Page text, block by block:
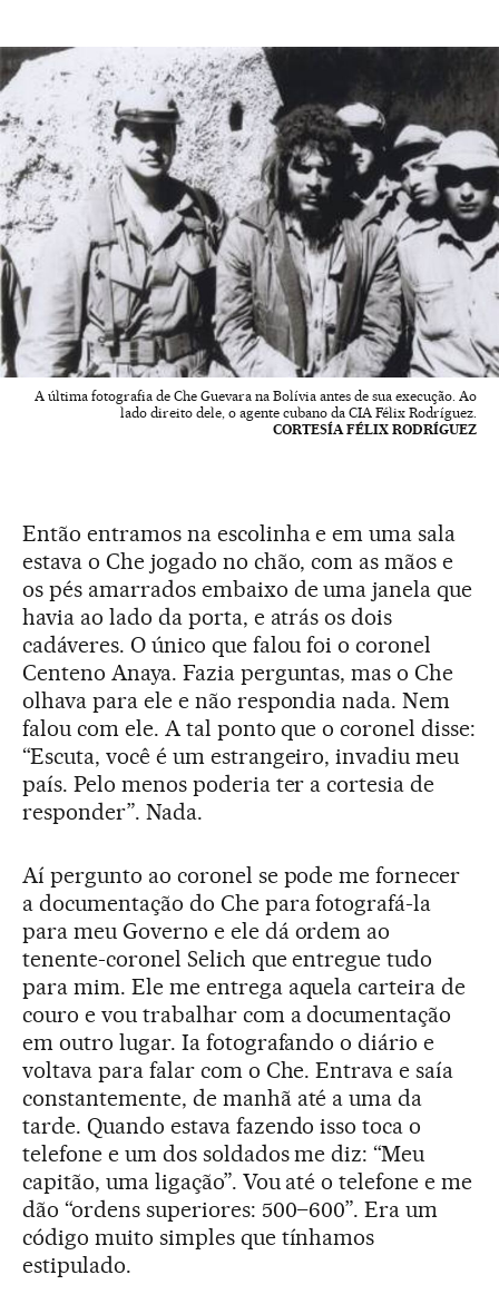
A última fotografia de Che Guevara na Bolívia antes de sua execução. Ao
lado direito dele, o agente cubano da CIA Félix Rodríguez.
CORTESÍA FÉLIX RODRÍGUEZ
Então entramos na escolinha e em uma sala
estava o Che jogado no chão, com as mãos e
os pés amarrados embaixo de uma janela que
havia ao lado da porta, e atrás os dois
cadáveres. O único que falou foi o coronel
Centeno Anaya. Fazia perguntas, mas o Che
olhava para ele e não respondia nada. Nem
falou com ele. A tal ponto que o coronel disse:
“Escuta, você é um estrangeiro, invadiu meu
país. Pelo menos poderia ter a cortesia de
responder”. Nada.
Aí pergunto ao coronel se pode me fornecer
a documentação do Che para fotografá-la
para meu Governo e ele dá ordem ao
tenente-coronel Selich que entregue tudo
para mim. Ele me entrega aquela carteira de
couro e vou trabalhar com a documentação
em outro lugar. Ia fotografando o diário e
voltava para falar com o Che. Entrava e saía
constantemente, de manhã até a uma da
tarde. Quando estava fazendo isso toca o
telefone e um dos soldados me diz: “Meu
capitão, uma ligação”. Vou até o telefone e me
dão “ordens superiores: 500–600”. Era um
código muito simples que tínhamos
estipulado.